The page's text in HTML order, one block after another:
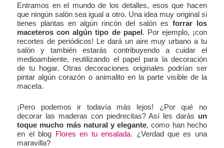
Entramos en el mundo de los detalles, esos que hacen
que ningún salón sea igual a otro. Una idea muy original si
tienes plantas en algún rincón del salón es forrar los
maceteros con algún tipo de papel. Por ejemplo, ¡con
recortes de periódicos! Le dará un aire muy urbano a tu
salón y también estarás contribuyendo a cuidar el
medioambiente, reutilizando el papel para la decoración
de tu hogar. Otras decoraciones originales podrían ser
pintar algún corazón o animalito en la parte visible de la
maceta.
¡Pero podemos ir todavía más lejos! ¿Por qué no
decorar las maderas con piedrecitas? Así les darás un
toque mucho más natural y elegante, como han hecho
en el blog Flores en tu ensalada. ¿Verdad que es una
maravilla?